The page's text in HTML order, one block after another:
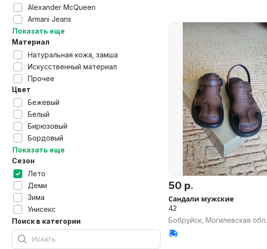
Alexander McQueen
Armani Jeans
Показать еще
Материал
Натуральная кожа, замша
Искусственный материал
Прочее
Цвет
Бежевый
Белый
Бирюзовый
Бордовый
Показать еще
Сезон
Лето
Деми
Зима
Унисекс
Поиск в категории
50 р.
Сандали мужские
42
Бобруйск, Могилевская обл.